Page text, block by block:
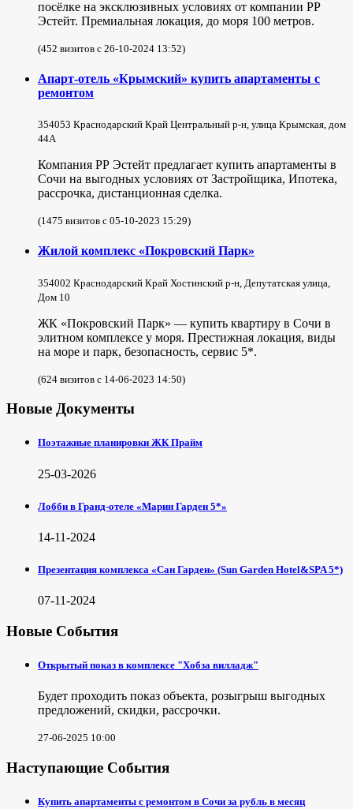
посёлке на эксклюзивных условиях от компании РР
Эстейт. Премиальная локация, до моря 100 метров.
(452 визитов с 26-10-2024 13:52)
Апарт-отель «Крымский» купить апартаменты с
ремонтом
354053 Краснодарский Край Центральный р-н, улица Крымская, дом
44А
Компания РР Эстейт предлагает купить апартаменты в
Сочи на выгодных условиях от Застройщика, Ипотека,
рассрочка, дистанционная сделка.
(1475 визитов с 05-10-2023 15:29)
Жилой комплекс «Покровский Парк»
354002 Краснодарский Край Хостинский р-н, Депутатская улица,
Дом 10
ЖК «Покровский Парк» — купить квартиру в Сочи в
элитном комплексе у моря. Престижная локация, виды
на море и парк, безопасность, сервис 5*.
(624 визитов с 14-06-2023 14:50)
Новые Документы
Поэтажные планировки ЖК Прайм
25-03-2026
Лобби в Гранд-отеле «Марин Гарден 5*»
14-11-2024
Презентация комплекса «Сан Гарден» (Sun Garden Hotel&SPA 5*)
07-11-2024
Новые События
Открытый показ в комплексе "Хобза вилладж"
Будет проходить показ объекта, розыгрыш выгодных
предложений, скидки, рассрочки.
27-06-2025 10:00
Наступающие События
Купить апартаменты с ремонтом в Сочи за рубль в месяц